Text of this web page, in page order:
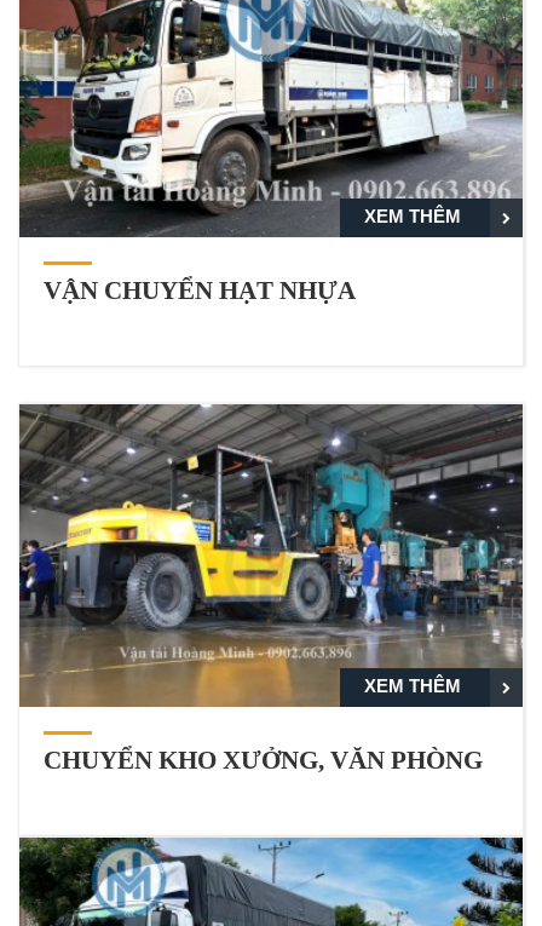
XEM THÊM
VẬN CHUYỂN HẠT NHỰA
XEM THÊM
CHUYỂN KHO XƯỞNG, VĂN PHÒNG